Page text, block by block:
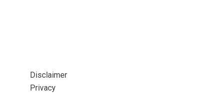
Disclaimer
Privacy